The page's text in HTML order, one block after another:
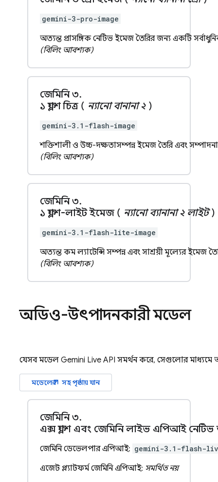
gemini-3-pro-image
অত্যন্ত প্রাসঙ্গিক নেটিভ ইমেজ তৈরির জন্য একটি
(বিলিং আবশ্যক)
জেমিনি ৩.
১ ফ্ল্যাশ চিত্র ( ন্যানো বানানা ২)
gemini-3.1-flash-image
শক্তিশালী ও উচ্চ-দক্ষতাসম্পন্ন ইমেজ তৈরি এবং
(বিলিং আবশ্যক)
জেমিনি ৩.
১ ফ্ল্যাশ-লাইট ইমেজ ( ন্যানো ব্যানানা ২ লাইট)
gemini-3.1-flash-lite-image
অত্যন্ত কম ল্যাটেন্সি সম্পন্ন এবং সাশ্রয়ী মূল্যের ইমেজ
(বিলিং আবশ্যক)
অডিও-উৎপাদনকারী মডেল
যেসব মডেল Gemini Live API সমর্থন করে, সেগুলোর
মডেলের
arrow_outward সহ পৃষ্ঠায় যান
জেমিনি ৩.
এক্স ফ্ল্যাশ এবং জেমিনি লাইভ এপিআই
জেমিনি ডেভেলপার এপিআই: gemini-3.1-flash-
এজেন্ট প্ল্যাটফর্ম জেমিনি এপিআই: সমর্থিত নয়